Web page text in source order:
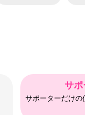
サポ
サポーターだけの